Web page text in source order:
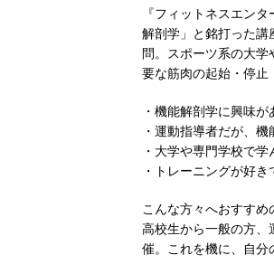
『フィットネスエン
解剖学」と銘打った
問。スポーツ系の大
要な筋肉の起始・停止
・機能解剖学に興味
・運動指導者だが、
・大学や専門学校で
・トレーニングが好
こんな方々へおすすめ
高校生から一般の方
催。これを機に、自分